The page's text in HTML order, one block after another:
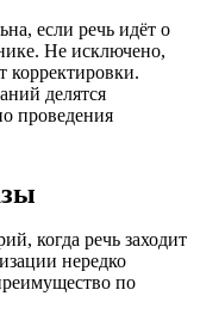
если речь идёт о
Не исключено,
корректировки.
делятся
проведения
когда речь заходит
нередко
по